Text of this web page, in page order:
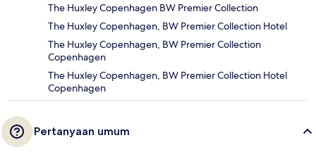
The Huxley Copenhagen BW Premier Collection
The Huxley Copenhagen, BW Premier Collection Hotel
The Huxley Copenhagen, BW Premier Collection
Copenhagen
The Huxley Copenhagen, BW Premier Collection Hotel
Copenhagen
Pertanyaan umum